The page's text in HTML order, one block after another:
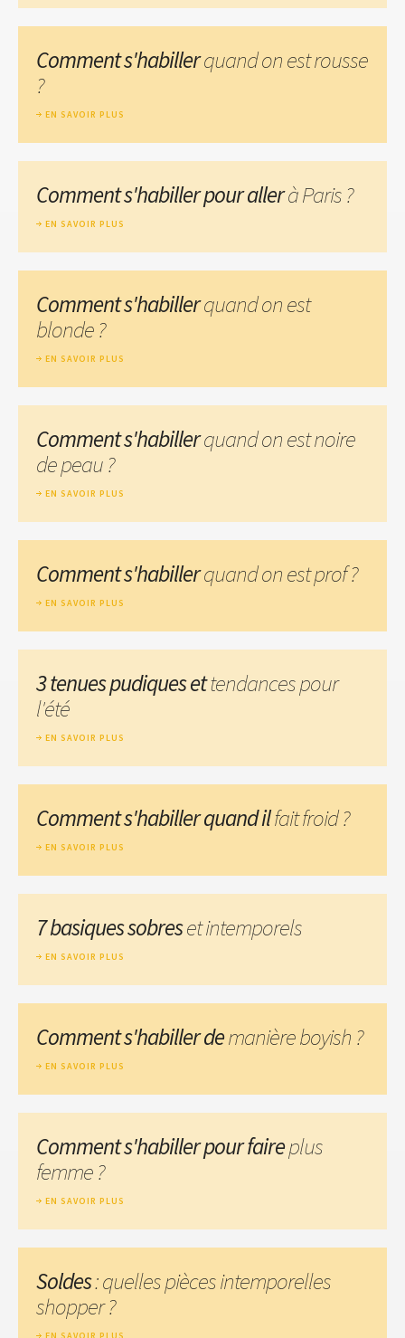
Comment s'habillerquand on est rousse
?
EN SAVOIR PLUS
Comment s'habiller pour allerà Paris ?
EN SAVOIR PLUS
Comment s'habillerquand on est
blonde ?
EN SAVOIR PLUS
Comment s'habillerquand on est noire
de peau ?
EN SAVOIR PLUS
Comment s'habillerquand on est prof ?
EN SAVOIR PLUS
3 tenues pudiques ettendances pour
l'été
EN SAVOIR PLUS
Comment s'habiller quand ilfait froid ?
EN SAVOIR PLUS
7 basiques sobreset intemporels
EN SAVOIR PLUS
Comment s'habiller demanière boyish ?
EN SAVOIR PLUS
Comment s'habiller pour faireplus
femme ?
EN SAVOIR PLUS
Soldes: quelles pièces intemporelles
shopper ?
EN SAVOIR PLUS